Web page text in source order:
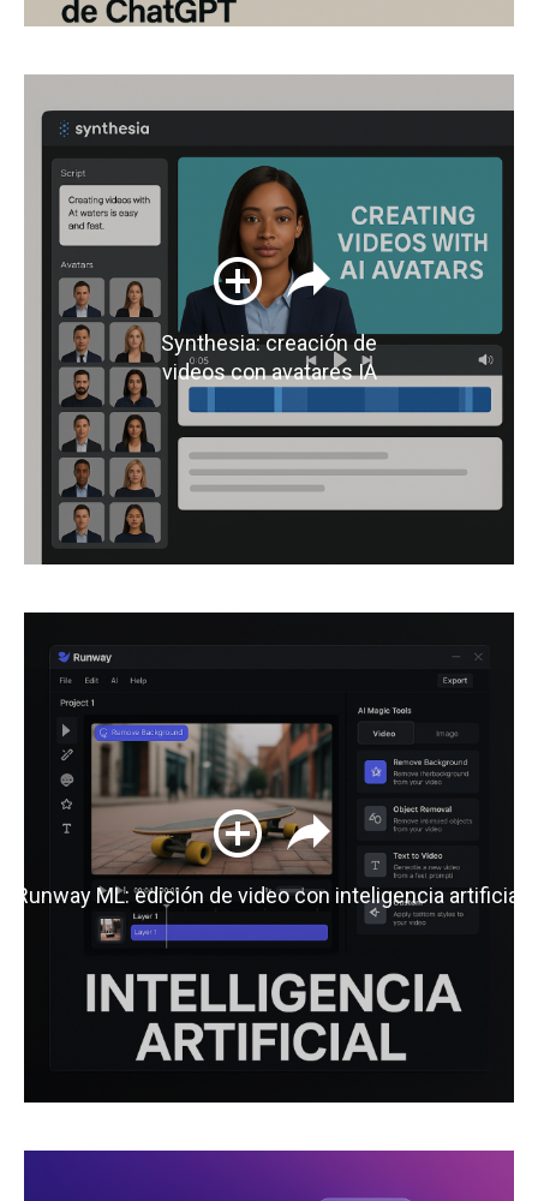
Synthesia: creación de
videos con avatares IA
Runway ML: edición de video con inteligencia artificial